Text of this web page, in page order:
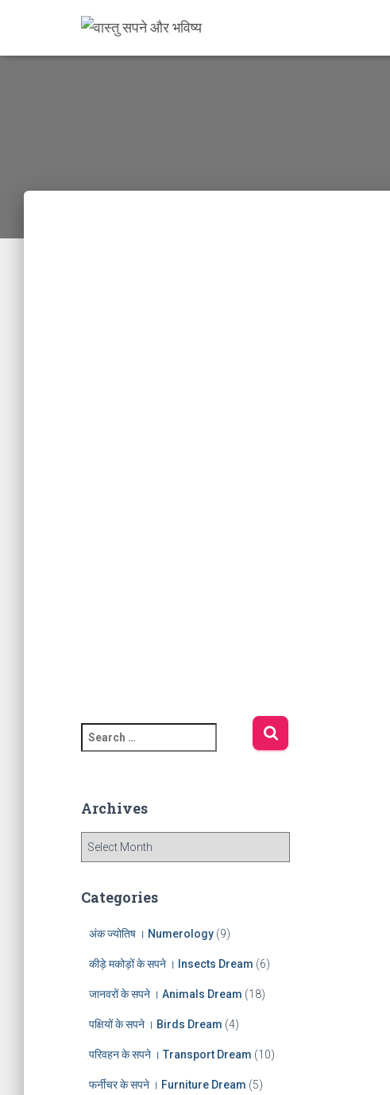
e
c
f
Archives
h
Categories
अंक ज्योतिष । Numerology (9)
कीड़े मकोड़ों के सपने । Insects Dream (6)
जानवरों के सपने । Animals Dream (18)
पक्षियों के सपने । Birds Dream (4)
परिवहन के सपने । Transport Dream (10)
फर्नीचर के सपने । Furniture Dream (5)